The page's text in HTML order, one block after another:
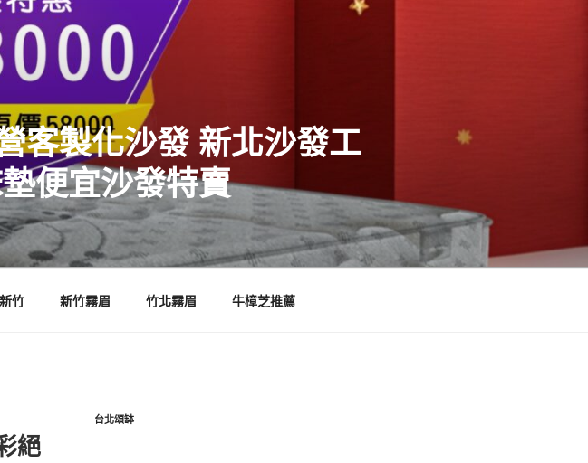
客製化沙發 新北沙發工
便宜沙發特賣
竹 新竹霧眉 竹北霧眉 牛樟芝推薦
絕
台北頌缽